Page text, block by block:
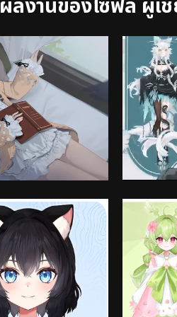
ผลงานของโซฟีล ผู้เ